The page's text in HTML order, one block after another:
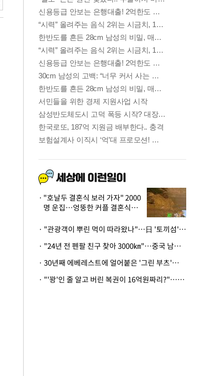
"호날두 결혼식 보러 가자" 2000
명 운집…엉뚱한 커플 결혼식에
· "관광객이 뿌린 먹이 따라왔나"…日 '토끼섬' 멧돼지, 토끼까지 사냥
· "24년 전 펜팔 친구 찾아 3000㎞"…중국 남성 사연에 '뭉클'
· 30년째 에베레스트에 얼어붙은 '그린 부츠'…드디어 가족 품으로
· "'꽝'인 줄 알고 버린 복권이 16억원짜리?"…극적으로 되찾은 사연